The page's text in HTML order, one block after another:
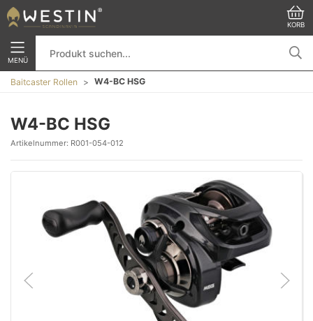
KORB
MENÜ
Baitcaster Rollen W4-BC HSG
W4-BC HSG
Artikelnummer: R001-054-012